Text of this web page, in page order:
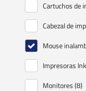
Cartuchos de
Cabezal de
Mouse
Impresoras
Monitores (8)